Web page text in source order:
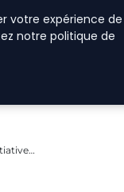
votre expérience de
notre politique de